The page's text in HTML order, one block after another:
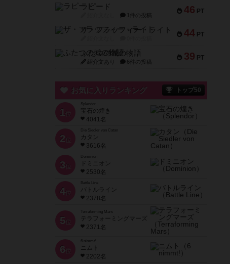
46 PT
ラピード
1件の投稿
44 PT
ザ・フラッフィー・ライト
39 PT
ふたつの城の物語
紹介文あり 6件の投稿
お気に入りランキング トップ50
1 位
宝石の煌き
4041名
2 位
Die Siedler von Catan
カタン
3616名
3 位
ドミニオン
2530名
4位
Battle Line
バトルライン
2378名
5 位
Terraforming Mars
テラフォーミングマーズ
2371名
6 位
ニムト
2202名